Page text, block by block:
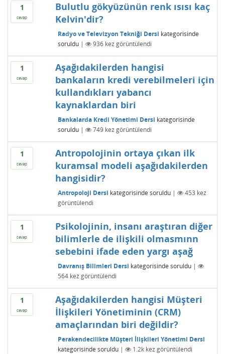
1
cevap
Bulutlu gökyüzünün renk ısısı kaç
Kelvin'dir?
Radyo ve Televizyon Tekniği Dersi kategorisinde
soruldu | 936kez görüntülendi
1
cevap
Aşağıdakilerden hangisi
bankaların kredi verebilmeleri için
kullandıkları yabancı
kaynaklardan biri
Bankalarda Kredi Yönetimi Dersi kategorisinde
soruldu | 749kez görüntülendi
1
cevap
Antropolojinin ortaya çıkan ilk
kuramsal modeli aşağıdakilerden
hangisidir?
Antropoloji Dersi kategorisinde soruldu | 453 kez
görüntülendi
1
cevap
Psikolojinin, insanı araştıran diğer
bilimlerle de ilişkili olmasmınn
sebebini ifade eden yargı aşağ
Davranış Bilimleri Dersi kategorisinde soruldu |
564kez görüntülendi
1
cevap
Aşağıdakilerden hangisi Müşteri
İlişkileri Yönetiminin (CRM)
amaçlarından biri değildir?
Perakendecilikte Müşteri İlişkileri Yönetimi Dersi
kategorisinde soruldu | 1.2kkez görüntülendi